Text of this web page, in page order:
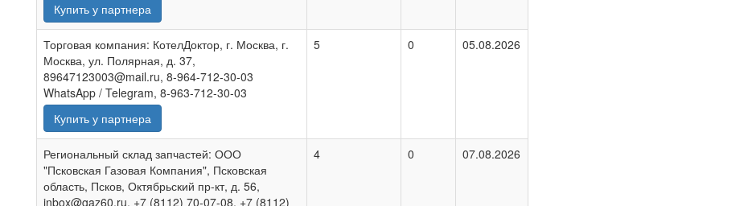
Купить у партнера
Торговая компания: КотелДоктор, г. Москва, г.
Москва, ул. Полярная, д. 37,
89647123003@mail.ru, 8-964-712-30-03
WhatsApp / Telegram, 8-963-712-30-03
Купить у партнера
5 0 05.08.2026
Региональный склад запчастей: ООО
"Псковская Газовая Компания", Псковская
область, Псков, Октябрьский пр-кт, д. 56,
inbox@gaz60.ru, +7 (8112) 70-07-08, +7 (8112)
4 0 07.08.2026